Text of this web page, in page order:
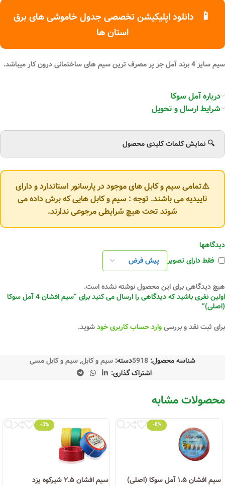
📱
دانلود اپلیکیشن تخصصی جدول خاموشی های برق
استان ها
سیم سایز 4 برند آمل جز پر مصرف ترین سیم های ساختمانی درون کار میباشد.
درباره آمل سوکا
شرایط ارسال و تحویل
🔍 نمایش کلمات کلیدی محصول
⚠️تمامی سیم و کابل های موجود در پارسانور استاندارد و دارای
تاییدیه می باشند. توجه : سیم و کابل هایی که برش داده می
شوند تحت هیچ شرایطی مرجوعی ندارند.
دیدگاهها
فقط دارای تصویر
هیچ دیدگاهی برای این محصول نوشته نشده است.
اولین نفری باشید که دیدگاهی را ارسال می کنید برای “سیم افشان 4 آمل سوکا
(اصلی)”
برای ثبت نقد و بررسیوارد حساب کاربری خودشوید.
شناسه محصول: 5918دسته: سیم و کابل,سیم و کابل مسی
اشتراک گذاری:
محصولات مشابه
-8%
سیم افشان ۱.۵ آمل سوکا (اصلی)
-3%
سیم افشان ۲.۵ شیرکوه یزد